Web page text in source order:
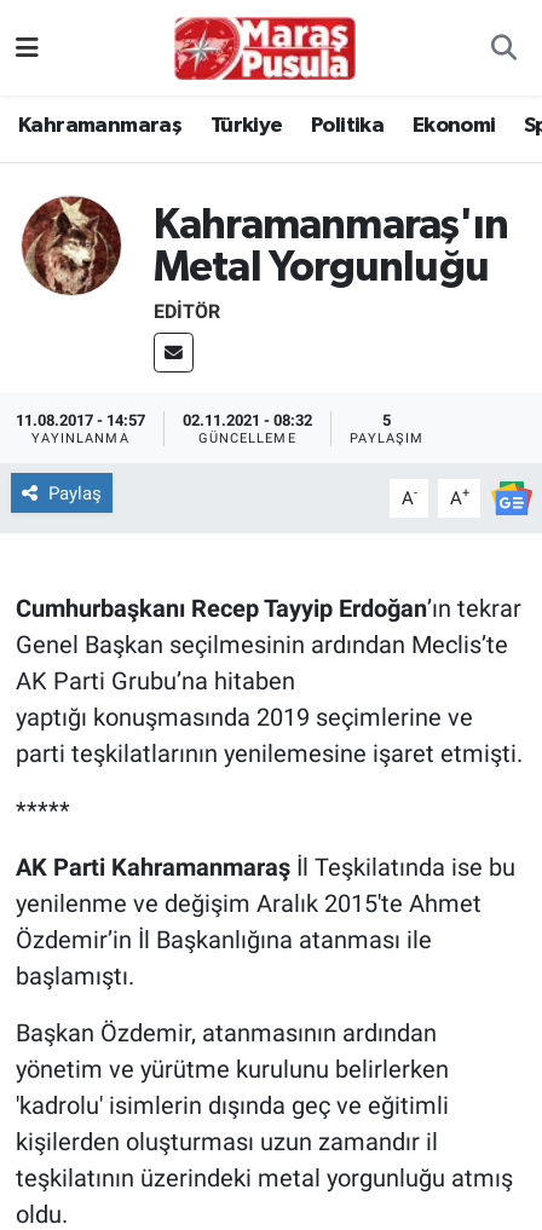
Kahramanmaraş Türkiye Politika Ekonomi
Kahramanmaraş'ın
Metal Yorgunluğu
EDITÖR
11.08.2017 - 14:57
YAYINLANMA
02.11.2021 - 08:32
GÜNCELLEME
5
PAYLAŞIM
Paylaş A- A+
Cumhurbaşkanı Recep Tayyip Erdoğan’ın tekrar
Genel Başkan seçilmesinin ardından Meclis’te
AK Parti Grubu’na hitaben
yaptığı konuşmasında 2019 seçimlerine ve
parti teşkilatlarının yenilemesine işaret etmişti.
*****
AK Parti Kahramanmaraşİl Teşkilatında ise bu
yenilenme ve değişim Aralık 2015'te Ahmet
Özdemir’in İl Başkanlığına atanması ile
başlamıştı.
Başkan Özdemir, atanmasının ardından
yönetim ve yürütme kurulunu belirlerken
'kadrolu' isimlerin dışında geç ve eğitimli
kişilerden oluşturması uzun zamandır il
teşkilatının üzerindeki metal yorgunluğu atmış
oldu.
Türkiye
Politika
Dünya
İlçeler
MAGAZİN
ASAYİŞ
ÇEVRE
HABERDE İNSAN
EĞİTİM
BİLİM VE TEKNOLOJİ
İstanbul Namaz Vakitleri
İstanbul Trafik Yoğunluk Haritası
Süper Lig Puan Durumu ve Fikstür